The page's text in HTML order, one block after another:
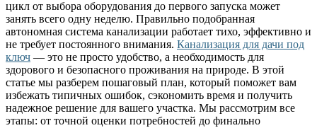
цикл от выбора оборудования до первого запуска может
занять всего одну неделю. Правильно подобранная
автономная система канализации работает тихо, эффективно и
не требует постоянного внимания. Канализация для дачи под
ключ — это не просто удобство, а необходимость для
здорового и безопасного проживания на природе. В этой
статье мы разберем пошаговый план, который поможет вам
избежать типичных ошибок, сэкономить время и получить
надежное решение для вашего участка. Мы рассмотрим все
этапы: от точной оценки потребностей до финально